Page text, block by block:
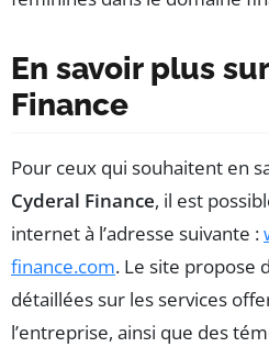
En savoir plus
Finance
Pour ceux qui souhaitent en
Cyderal Finance, il est
internet à l’adresse suivante :
finance.com. Le site propose
détaillées sur les services
l’entreprise, ainsi que des